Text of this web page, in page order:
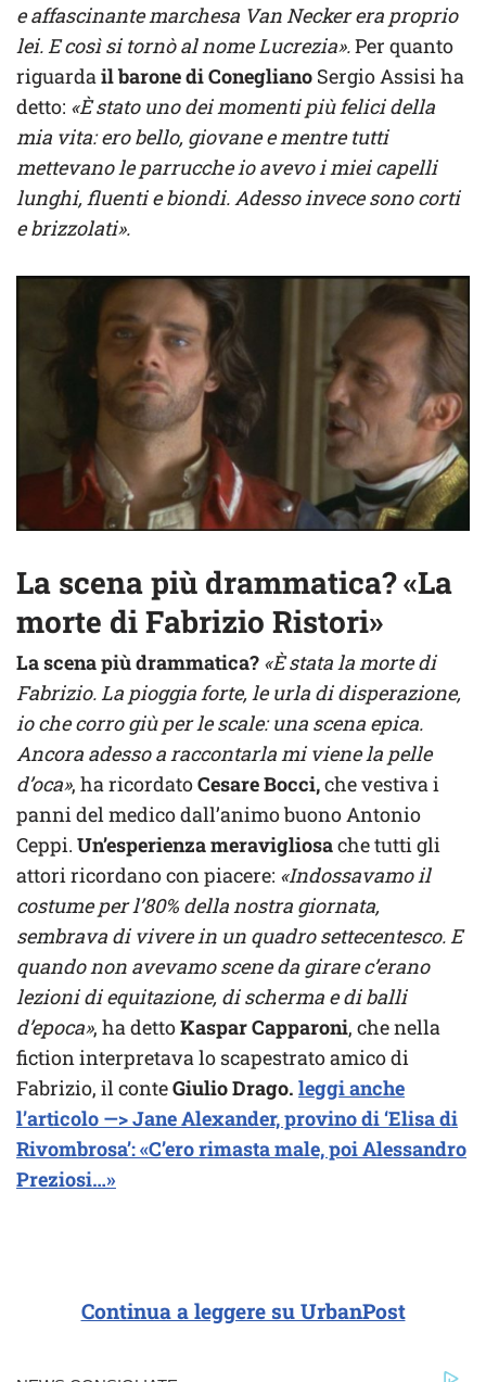
e affascinante marchesa Van Necker era proprio
lei. E così si tornò al nome Lucrezia».Per quanto
riguarda il barone di Conegliano Sergio Assisi ha
detto: «È stato uno dei momenti più felici della
mia vita: ero bello, giovane e mentre tutti
mettevano le parrucche io avevo i miei capelli
lunghi, fluenti e biondi. Adesso invece sono corti
e brizzolati».
La scena più drammatica? «La
morte di Fabrizio Ristori»
La scena più drammatica? «È stata la morte di
Fabrizio. La pioggia forte, le urla di disperazione,
io che corro giù per le scale: una scena epica.
Ancora adesso a raccontarla mi viene la pelle
d’oca», ha ricordatoCesare Bocci,che vestiva i
panni del medico dall’animo buono Antonio
Ceppi. Un’esperienza meravigliosache tutti gli
attori ricordano con piacere: «Indossavamo il
costume per l’80% della nostra giornata,
sembrava di vivere in un quadro settecentesco. E
quando non avevamo scene da girare c’erano
lezioni di equitazione, di scherma e di balli
d’epoca», ha dettoKaspar Capparoni, che nella
fiction interpretava lo scapestrato amico di
Fabrizio, il conteGiulio Drago. leggi anche
l’articolo —> Jane Alexander, provino di ‘Elisa di
Rivombrosa’: «C’ero rimasta male, poi Alessandro
Preziosi…»
Continua a leggere su UrbanPost